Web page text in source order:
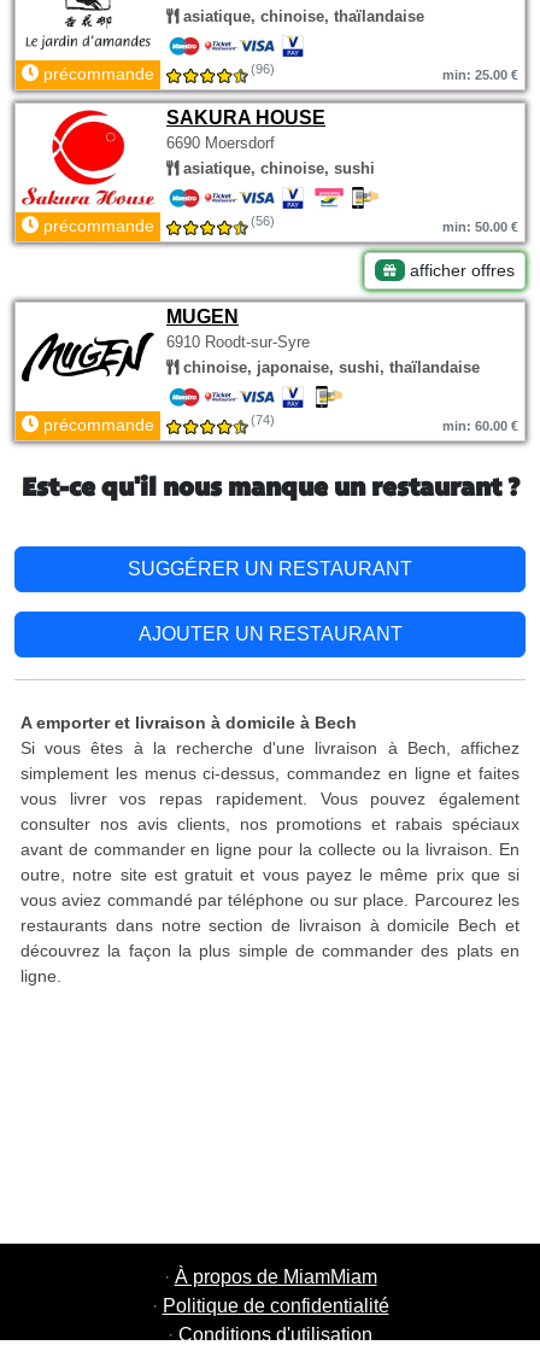
asiatique, chinoise, thaïlandaise
précommande (96) min: 25.00 €
SAKURA HOUSE
6690 Moersdorf
asiatique, chinoise, sushi
précommande (56) min: 50.00 €
afficher offres
MUGEN
6910 Roodt-sur-Syre
chinoise, japonaise, sushi, thaïlandaise
précommande (74) min: 60.00 €
Est-ce qu'il nous manque un restaurant ?
SUGGÉRER UN RESTAURANT
AJOUTER UN RESTAURANT
A emporter et livraison à domicile à Bech
Si vous êtes à la recherche d'une livraison à Bech, affichez
simplement les menus ci-dessus, commandez en ligne et faites
vous livrer vos repas rapidement. Vous pouvez également
consulter nos avis clients, nos promotions et rabais spéciaux
avant de commander en ligne pour la collecte ou la livraison. En
outre, notre site est gratuit et vous payez le même prix que si
vous aviez commandé par téléphone ou sur place. Parcourez les
restaurants dans notre section de livraison à domicile Bech et
découvrez la façon la plus simple de commander des plats en
ligne.
· À propos de MiamMiam
· Politique de confidentialité
· Conditions d'utilisation